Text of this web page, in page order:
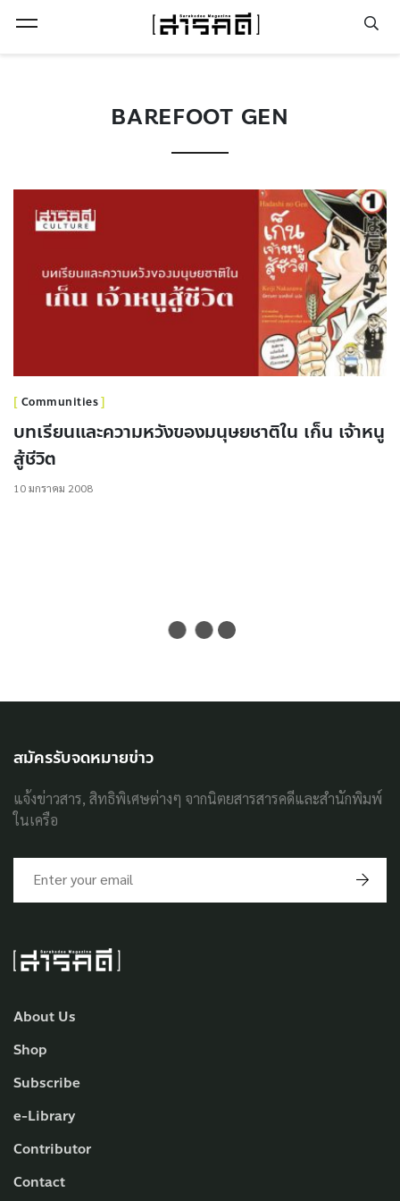
BAREFOOT GEN
Communities
บทเรียนและความหวังของมนุษยชาติใน เก็น เจ้าหนู
สู้ชีวิต
10 มกราคม 2008
About Us
Shop
Subscribe
e-Library
Contributor
Contact
สมัครรับจดหมายข่าว
แจ้งข่าวสาร, สิทธิพิเศษต่างๆ จากนิตยสารสารคดีและสำนักพิมพ์
ในเครือ